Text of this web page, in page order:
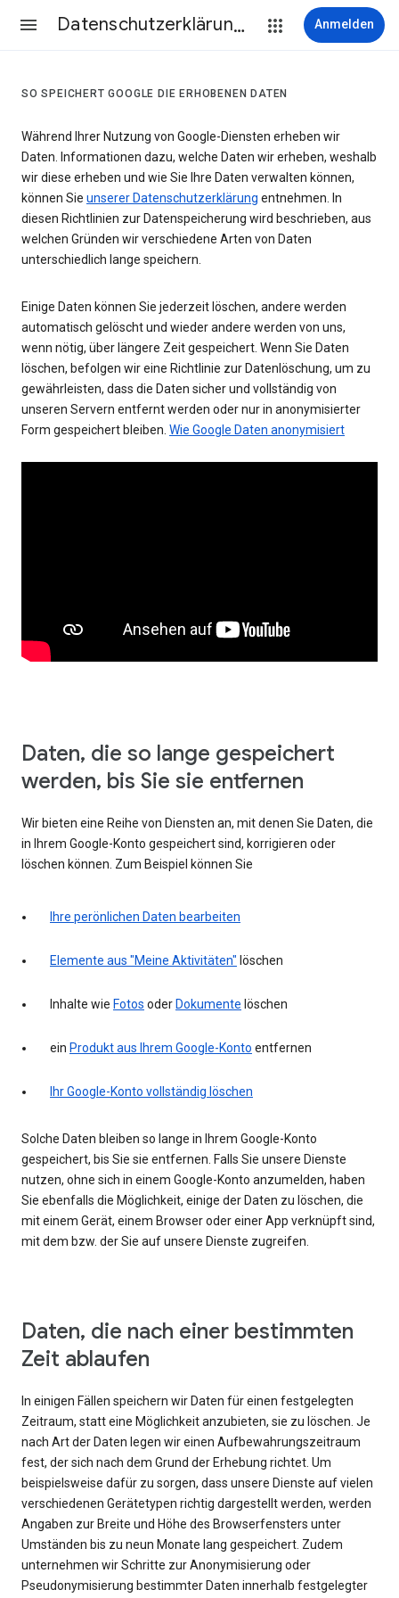
Datenschutzerklärung & Nutzungsbedingungen Anmelden
SO SPEICHERT GOOGLE DIE ERHOBENEN DATEN
Während Ihrer Nutzung von Google-Diensten erheben wir
Daten. Informationen dazu, welche Daten wir erheben, weshalb
wir diese erheben und wie Sie Ihre Daten verwalten können,
können Sie unserer Datenschutzerklärung entnehmen. In
diesen Richtlinien zur Datenspeicherung wird beschrieben, aus
welchen Gründen wir verschiedene Arten von Daten
unterschiedlich lange speichern.
Einige Daten können Sie jederzeit löschen, andere werden
automatisch gelöscht und wieder andere werden von uns,
wenn nötig, über längere Zeit gespeichert. Wenn Sie Daten
löschen, befolgen wir eine Richtlinie zur Datenlöschung, um zu
gewährleisten, dass die Daten sicher und vollständig von
unseren Servern entfernt werden oder nur in anonymisierter
Form gespeichert bleiben. Wie Google Daten anonymisiert
Daten, die so lange gespeichert
werden, bis Sie sie entfernen
Wir bieten eine Reihe von Diensten an, mit denen Sie Daten, die
in Ihrem Google-Konto gespeichert sind, korrigieren oder
löschen können. Zum Beispiel können Sie
Ihre perönlichen Daten bearbeiten
Elemente aus "Meine Aktivitäten" löschen
Inhalte wie Fotos oder Dokumente löschen
ein Produkt aus Ihrem Google-Konto entfernen
Ihr Google-Konto vollständig löschen
Solche Daten bleiben so lange in Ihrem Google-Konto
gespeichert, bis Sie sie entfernen. Falls Sie unsere Dienste
nutzen, ohne sich in einem Google-Konto anzumelden, haben
Sie ebenfalls die Möglichkeit, einige der Daten zu löschen, die
mit einem Gerät, einem Browser oder einer App verknüpft sind,
mit dem bzw. der Sie auf unsere Dienste zugreifen.
Daten, die nach einer bestimmten
Zeit ablaufen
In einigen Fällen speichern wir Daten für einen festgelegten
Zeitraum, statt eine Möglichkeit anzubieten, sie zu löschen. Je
nach Art der Daten legen wir einen Aufbewahrungszeitraum
fest, der sich nach dem Grund der Erhebung richtet. Um
beispielsweise dafür zu sorgen, dass unsere Dienste auf vielen
verschiedenen Gerätetypen richtig dargestellt werden, werden
Angaben zur Breite und Höhe des Browserfensters unter
Umständen bis zu neun Monate lang gespeichert. Zudem
unternehmen wir Schritte zur Anonymisierung oder
Pseudonymisierung bestimmter Daten innerhalb festgelegter